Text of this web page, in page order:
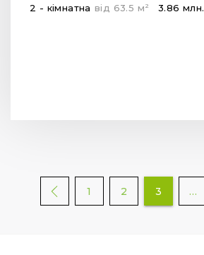
2 - кімнатна від 63.5 м 2 3.86 млн.
1 2 3 …